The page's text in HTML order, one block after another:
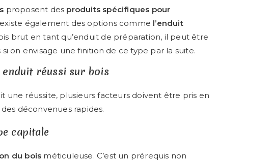
proposent des produits spécifiques pour
également des options comme l’enduit
brut en tant qu’enduit de préparation, il peut être
on envisage une finition de ce type par la suite.
réussi sur bois
une réussite, plusieurs facteurs doivent être pris en
déconvenues rapides.
capitale
du bois méticuleuse. C’est un prérequis non